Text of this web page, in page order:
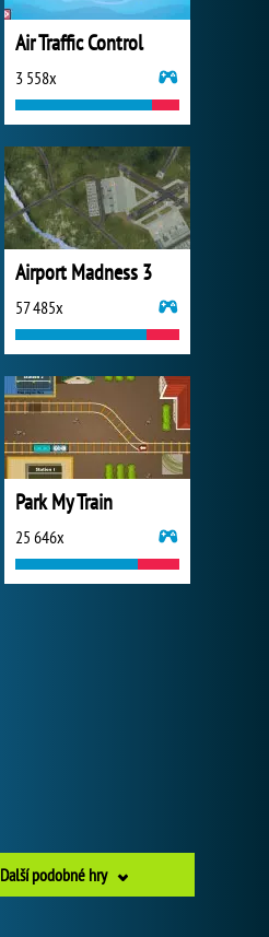
Air Traffic Control
3 558x
Airport Madness 3
57 485x
Park My Train
25 646x
Další podobné hry